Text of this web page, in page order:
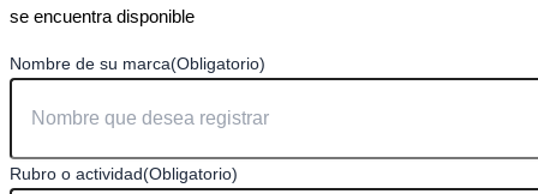
se encuentra disponible
Nombre de su marca(Obligatorio)
Rubro o actividad(Obligatorio)